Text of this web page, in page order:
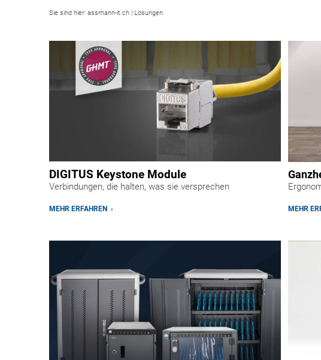
Sie sind hier: assmann-it.ch | Lösungen
DIGITUS Keystone Module
Verbindungen, die halten, was sie versprechen
MEHR ERFAHREN › MEHR